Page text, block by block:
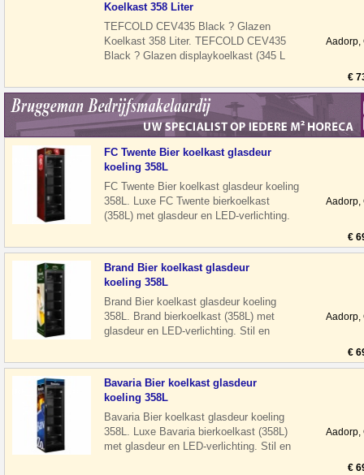
Koelkast 358 Liter
TEFCOLD CEV435 Black ? Glazen
Koelkast 358 Liter. TEFCOLD CEV435
Black ? Glazen displaykoelkast (345 L
een professio
Aadorp,
€
FC Twente Bier koelkast glasdeur
koeling 358L
FC Twente Bier koelkast glasdeur koeling
358L. Luxe FC Twente bierkoelkast
(358L) met glasdeur en LED-verlichting.
Aadorp,
€
Brand Bier koelkast glasdeur
koeling 358L
Brand Bier koelkast glasdeur koeling
358L. Brand bierkoelkast (358L) met
glasdeur en LED-verlichting. Stil en
Aadorp,
€
Bavaria Bier koelkast glasdeur
koeling 358L
Bavaria Bier koelkast glasdeur koeling
358L. Luxe Bavaria bierkoelkast (358L)
met glasdeur en LED-verlichting. Stil en
Aadorp,
€